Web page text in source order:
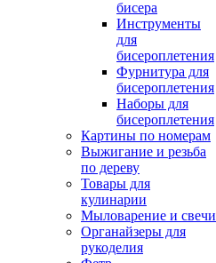
бисера
Инструменты
для
бисероплетения
Фурнитура для
бисероплетения
Наборы для
бисероплетения
Картины по номерам
Выжигание и резьба
по дереву
Товары для
кулинарии
Мыловарение и свечи
Органайзеры для
рукоделия